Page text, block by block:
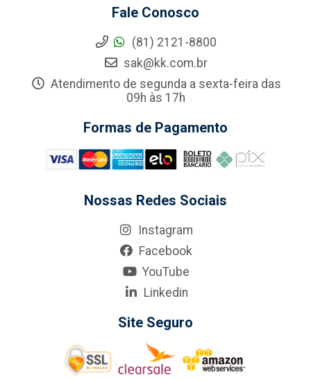
Fale Conosco
(81) 2121-8800
sak@kk.com.br
Atendimento de segunda a sexta-feira das
09h às 17h
Formas de Pagamento
Nossas Redes Sociais
Instagram
Facebook
YouTube
Linkedin
Site Seguro